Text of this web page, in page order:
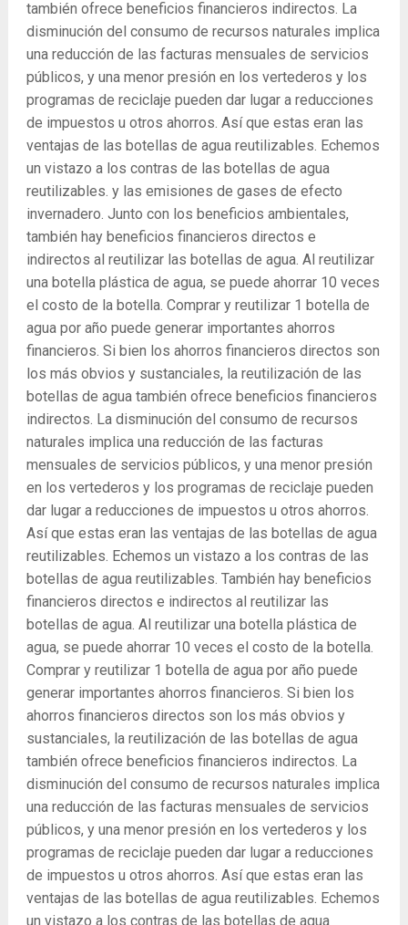
también ofrece beneficios financieros indirectos. La
disminución del consumo de recursos naturales implica
una reducción de las facturas mensuales de servicios
públicos, y una menor presión en los vertederos y los
programas de reciclaje pueden dar lugar a reducciones
de impuestos u otros ahorros. Así que estas eran las
ventajas de las botellas de agua reutilizables. Echemos
un vistazo a los contras de las botellas de agua
reutilizables. y las emisiones de gases de efecto
invernadero. Junto con los beneficios ambientales,
también hay beneficios financieros directos e
indirectos al reutilizar las botellas de agua. Al reutilizar
una botella plástica de agua, se puede ahorrar 10 veces
el costo de la botella. Comprar y reutilizar 1 botella de
agua por año puede generar importantes ahorros
financieros. Si bien los ahorros financieros directos son
los más obvios y sustanciales, la reutilización de las
botellas de agua también ofrece beneficios financieros
indirectos. La disminución del consumo de recursos
naturales implica una reducción de las facturas
mensuales de servicios públicos, y una menor presión
en los vertederos y los programas de reciclaje pueden
dar lugar a reducciones de impuestos u otros ahorros.
Así que estas eran las ventajas de las botellas de agua
reutilizables. Echemos un vistazo a los contras de las
botellas de agua reutilizables. También hay beneficios
financieros directos e indirectos al reutilizar las
botellas de agua. Al reutilizar una botella plástica de
agua, se puede ahorrar 10 veces el costo de la botella.
Comprar y reutilizar 1 botella de agua por año puede
generar importantes ahorros financieros. Si bien los
ahorros financieros directos son los más obvios y
sustanciales, la reutilización de las botellas de agua
también ofrece beneficios financieros indirectos. La
disminución del consumo de recursos naturales implica
una reducción de las facturas mensuales de servicios
públicos, y una menor presión en los vertederos y los
programas de reciclaje pueden dar lugar a reducciones
de impuestos u otros ahorros. Así que estas eran las
ventajas de las botellas de agua reutilizables. Echemos
un vistazo a los contras de las botellas de agua